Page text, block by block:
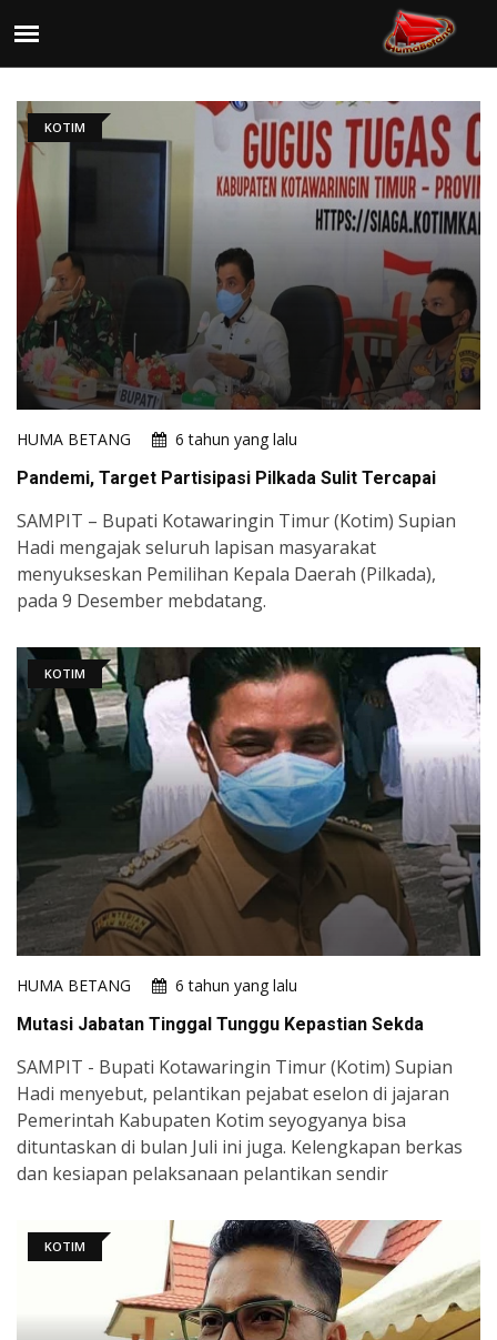
KOTIM
HUMA BETANG
6 tahun yang lalu
Pandemi, Target Partisipasi Pilkada Sulit Tercapai
SAMPIT – Bupati Kotawaringin Timur (Kotim) Supian
Hadi mengajak seluruh lapisan masyarakat
menyukseskan Pemilihan Kepala Daerah (Pilkada),
pada 9 Desember mebdatang.
KOTIM
HUMA BETANG
6 tahun yang lalu
Mutasi Jabatan Tinggal Tunggu Kepastian Sekda
SAMPIT - Bupati Kotawaringin Timur (Kotim) Supian
Hadi menyebut, pelantikan pejabat eselon di jajaran
Pemerintah Kabupaten Kotim seyogyanya bisa
dituntaskan di bulan Juli ini juga. Kelengkapan berkas
dan kesiapan pelaksanaan pelantikan sendir
KOTIM